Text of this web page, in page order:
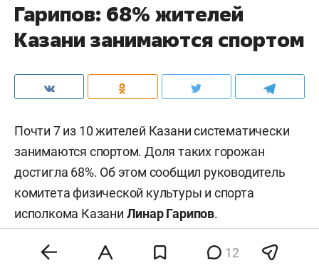
Гарипов: 68% жителей
Казани занимаются спортом
Почти 7 из 10 жителей Казани систематически
занимаются спортом. Доля таких горожан
достигла 68%. Об этом сообщил руководитель
комитета физической культуры и спорта
исполкома Казани Линар Гарипов.
12